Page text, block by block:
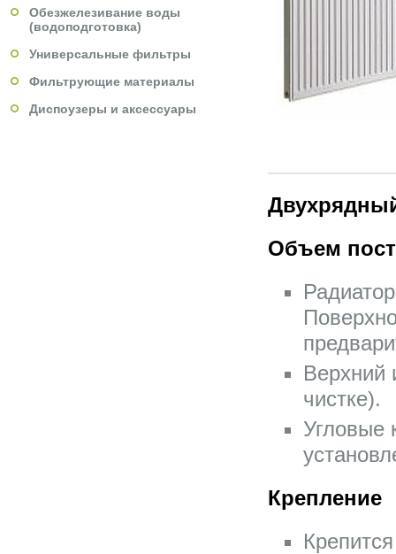
Обезжелезивание воды
(водоподготовка)
Универсальные фильтры
Фильтрующие материалы
Диспоузеры и аксессуары
Объем
Верхний
чистке).
Угловые
Крепление